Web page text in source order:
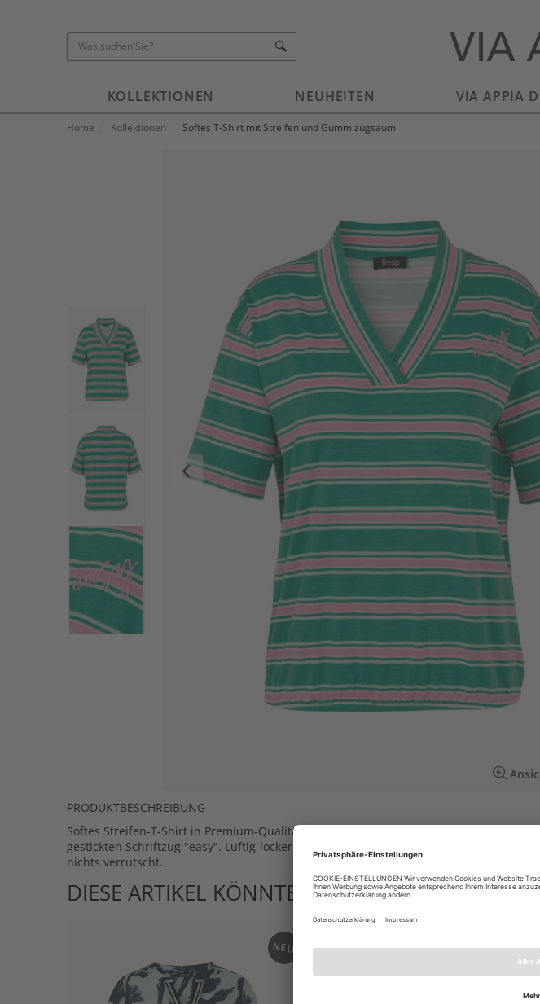
KOLLEKTIONEN NEUHEITEN VIA APPIA
Home Kollektionen Softes T-Shirt mit Streifen und Gummizugsaum
PRODUKTBESCHREIBUNG
Softes Streifen-T-Shirt in Premium-Qualität in den Sommerfarben Peppermint und
gestickten Schriftzug "easy". Luftig-lockerer Schnitt mit Gummizug im Saum, der dafür
nichts verrutscht.
DIESE ARTIKEL KÖNNTEN IHNEN AUCH
NEU NEU